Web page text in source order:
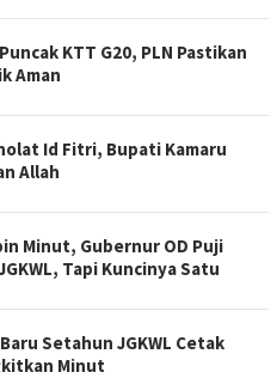
KTT G20, PLN Pastikan
Aman
Id Fitri, Bupati Kamaru
Allah
Minut, Gubernur OD Puji
Tapi Kuncinya Satu
Setahun JGKWL Cetak
Minut